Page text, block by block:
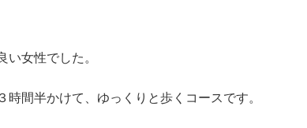
女性でした。
間半かけて、ゆっくりと歩くコースです。